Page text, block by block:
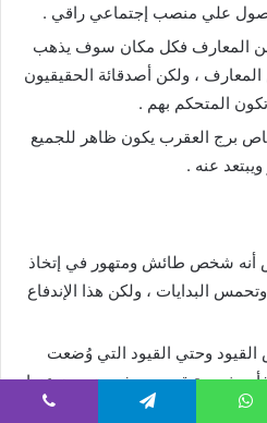
علي منصب إجتماعي راقي .
من المعارف فكل مكان سوف يذهب
، ولكن أصدقائة الحقيقيون
المتحكم بهم .
برج العقرب يكون ظاهر للجميع
عنه .
أنه شخص طائش ومتهور في إتخاذ
وتحمس البدايات ، ولكن هذا الإندفاع
القيود وحتي القيود التي وُضعت
فأي شئ بة قيود سوف يبتعدون عنها .
في الكلام وفي التحدث فقد